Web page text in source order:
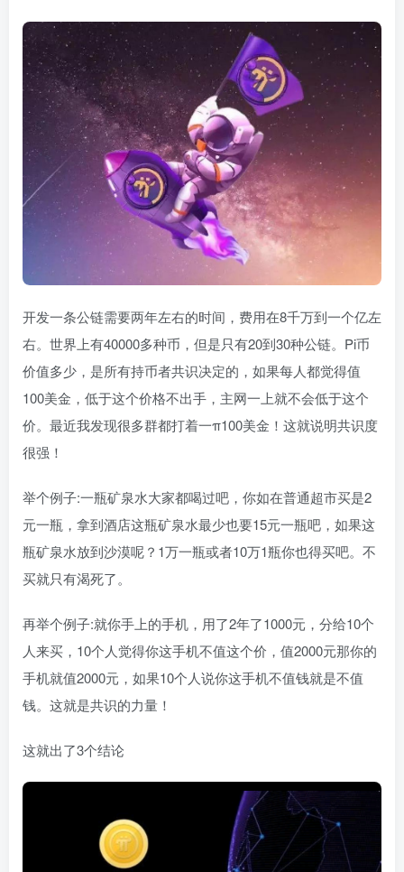
开发一条公链需要两年左右的时间，费用在8千万到一个亿左
右。世界上有40000多种币，但是只有20到30种公链。Pi币
价值多少，是所有持币者共识决定的，如果每人都觉得值
100美金，低于这个价格不出手，主网一上就不会低于这个
价。最近我发现很多群都打着一π100美金！这就说明共识度
很强！
举个例子:一瓶矿泉水大家都喝过吧，你如在普通超市买是2
元一瓶，拿到酒店这瓶矿泉水最少也要15元一瓶吧，如果这
瓶矿泉水放到沙漠呢？1万一瓶或者10万1瓶你也得买吧。不
买就只有渴死了。
再举个例子:就你手上的手机，用了2年了1000元，分给10个
人来买，10个人觉得你这手机不值这个价，值2000元那你的
手机就值2000元，如果10个人说你这手机不值钱就是不值
钱。这就是共识的力量！
这就出了3个结论